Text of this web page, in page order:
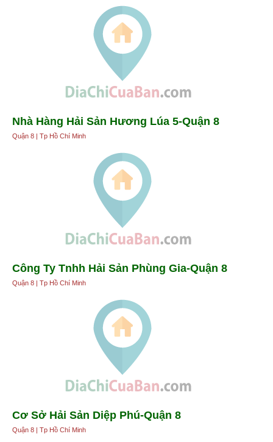
Nhà Hàng Hải Sản Hương Lúa 5-Quận 8
Quận 8 | Tp Hồ Chí Minh
Công Ty Tnhh Hải Sản Phùng Gia-Quận 8
Quận 8 | Tp Hồ Chí Minh
Cơ Sở Hải Sản Diệp Phú-Quận 8
Quận 8 | Tp Hồ Chí Minh